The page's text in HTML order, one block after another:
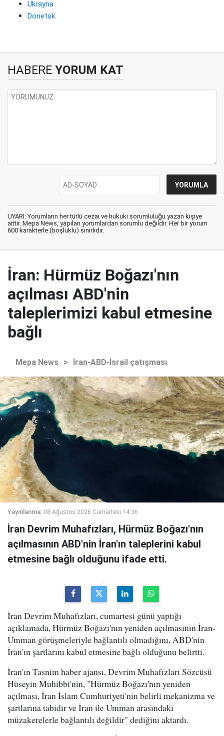
Ukrayna
Donetsk
HABERE YORUM KAT
UYARI: Yorumların her türlü cezai ve hukuki sorumluluğu yazan kişiye
aittir. Mepa News, yapılan yorumlardan sorumlu değildir. Her bir yorum
600 karakterle (boşluklu) sınırlıdır.
İran: Hürmüz Boğazı'nın
açılması ABD'nin
taleplerimizi kabul etmesine
bağlı
Mepa News > İran-ABD-İsrail çatışması
Yayınlanma: 08 Ağustos 2026 Cumartesi 14:36
İran Devrim Muhafızları, Hürmüz Boğazı'nın
açılmasının ABD'nin İran'ın taleplerini kabul
etmesine bağlı olduğunu ifade etti.
İran Devrim Muhafızları, cumartesi günü yaptığı
açıklamada, Hürmüz Boğazı'nın yeniden açılmasının İran-
Umman görüşmeleriyle bağlantılı olmadığını, ABD'nin
İran'ın şartlarını kabul etmesine bağlı olduğunu belirtti.
İran'ın Tasnim haber ajansı, Devrim Muhafızları Sözcüsü
Hüseyin Muhibbi'nin, "Hürmüz Boğazı'nın yeniden
açılması, İran İslam Cumhuriyeti'nin belirli mekanizma ve
şartlarına tabidir ve İran ile Umman arasındaki
müzakerelerle bağlantılı değildir" dediğini aktardı.